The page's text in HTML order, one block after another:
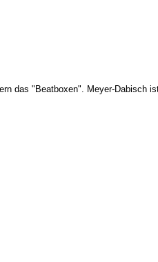
das "Beatboxen". Meyer-